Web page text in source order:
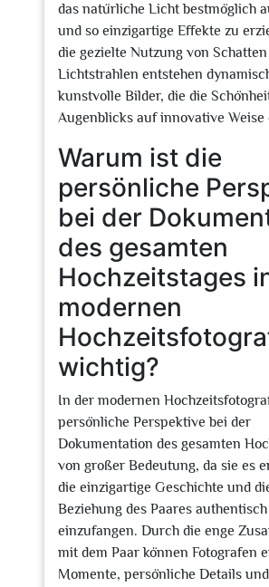
das natürliche Licht bestmöglich
und so einzigartige Effekte zu
die gezielte Nutzung von
Lichtstrahlen entstehen
kunstvolle Bilder, die die
Augenblicks auf innovative Weise
Warum ist die
persönliche
bei der
des gesamten
Hochzeitstages
modernen
wichtig?
In der modernen
persönliche Perspektive bei der
Dokumentation des gesamten
von großer Bedeutung, da sie es
die einzigartige Geschichte und
Beziehung des Paares authentisch
einzufangen. Durch die enge
mit dem Paar können Fotografen
Momente, persönliche Details